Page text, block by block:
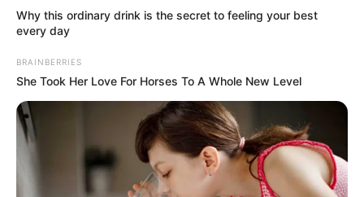
Συνέντευξη Alexander Dugin σχολιάζοντας
τον λόγο Πούτιν: Είναι η έναρξη της
Νικηφόρας...
Κυριακή, 2 Οκτωβρίου 2022, 13:05
Συνέντευξη Alexander Dugin σχολιάζοντας τον...
Why this ordinary drink is the secret to feeling your best
every day
BRAINBERRIES
She Took Her Love For Horses To A Whole New Level